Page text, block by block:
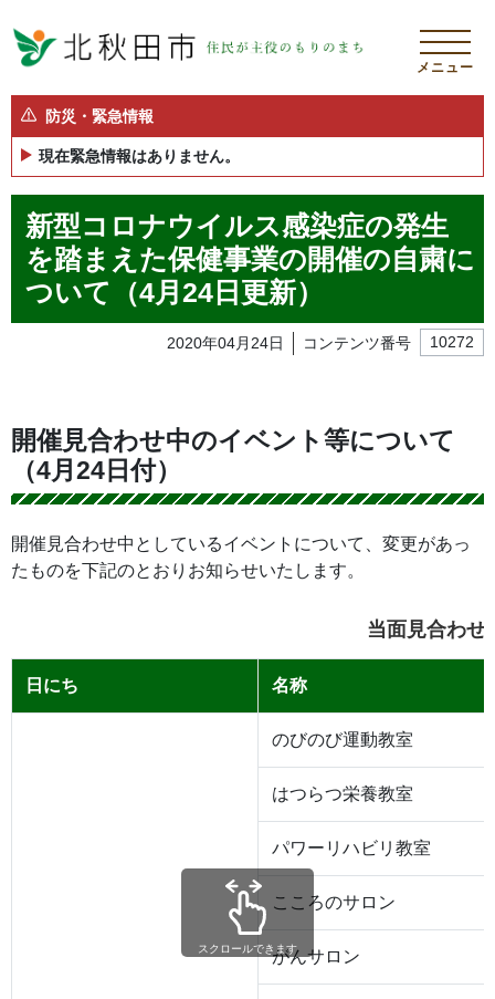
メニュー
防災・緊急情報
現在緊急情報はありません。
新型コロナウイルス感染症の発生
を踏まえた保健事業の開催の自粛に
ついて（4月24日更新）
2020年04月24日 コンテンツ番号 10272
開催見合わせ中のイベント等について
（4月24日付）
開催見合わせ中としているイベントについて、変更があっ
たものを下記のとおりお知らせいたします。
当面見合わせ
日にち 名称
のびのび運動教室
はつらつ栄養教室
パワーリハビリ教室
こころのサロン
がんサロン
スクロールできます